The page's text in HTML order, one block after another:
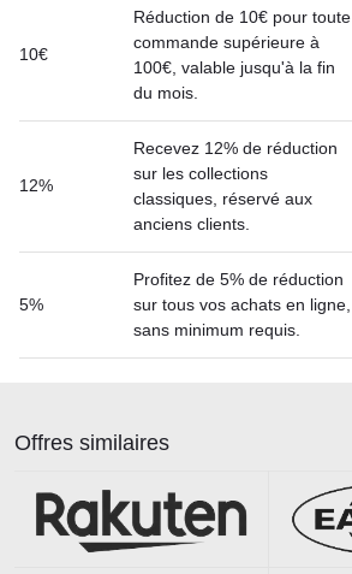
10€
Réduction de 10€ pour toute
commande supérieure à
100€, valable jusqu'à la fin
du mois.
12%
Recevez 12% de réduction
sur les collections
classiques, réservé aux
anciens clients.
5%
Profitez de 5% de réduction
sur tous vos achats en ligne,
sans minimum requis.
Offres similaires